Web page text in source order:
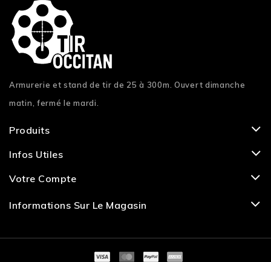
Armurerie et stand de tir de 25 à 300m. Ouvert dimanche
matin, fermé le mardi.
Produits
Infos Utiles
Votre Compte
Informations Sur Le Magasin